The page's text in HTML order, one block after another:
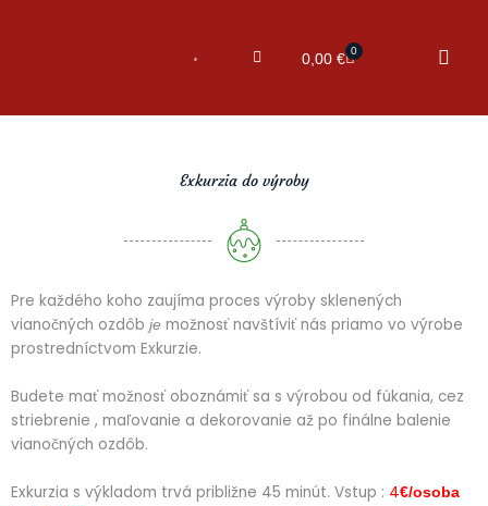
0,00€ 0
Cart
Exkurzia do výroby
Pre každého koho zaujíma proces výroby sklenených
vianočných ozdôb je možnosť navštíviť nás priamo vo výrobe
prostredníctvom Exkurzie.
Budete mať možnosť oboznámiť sa s výrobou od fúkania, cez
striebrenie , maľovanie a dekorovanie až po finálne balenie
vianočných ozdôb.
Exkurzia s výkladom trvá približne 45 minút. Vstup : 4€/osoba